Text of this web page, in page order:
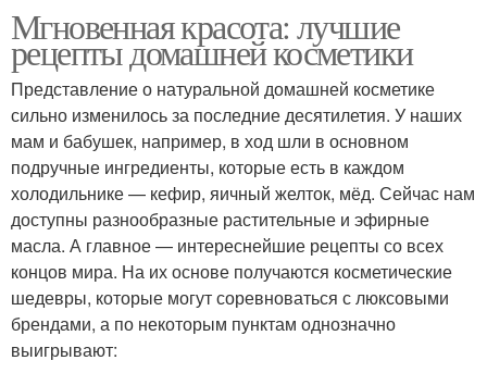
Мгновенная красота: лучшие
рецепты домашней косметики
Представление о натуральной домашней косметике
сильно изменилось за последние десятилетия. У наших
мам и бабушек, например, в ход шли в основном
подручные ингредиенты, которые есть в каждом
холодильнике — кефир, яичный желток, мёд. Сейчас нам
доступны разнообразные растительные и эфирные
масла. А главное — интереснейшие рецепты со всех
концов мира. На их основе получаются косметические
шедевры, которые могут соревноваться с люксовыми
брендами, а по некоторым пунктам однозначно
выигрывают: